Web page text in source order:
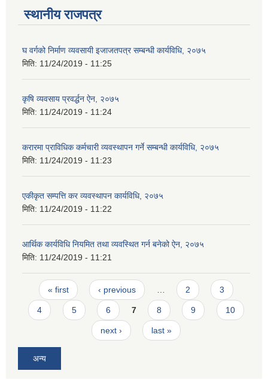
स्थानीय राजपत्र
घ वर्गको निर्माण व्यवसायी इजाजतपत्र सम्बन्धी कार्यविधि, २०७५
मिति: 11/24/2019 - 11:25
कृषि व्यवसाय प्रवर्द्धन ऐन, २०७५
मिति: 11/24/2019 - 11:24
करारमा प्राविधिक कर्मचारी व्यवस्थापन गर्ने सम्बन्धी कार्यविधि, २०७५
मिति: 11/24/2019 - 11:23
एकीकृत सम्पत्ति कर व्यवस्थापन कार्यविधि, २०७५
मिति: 11/24/2019 - 11:22
आर्थिक कार्यविधि नियमित तथा व्यवस्थित गर्न बनेको ऐन, २०७५
मिति: 11/24/2019 - 11:21
Pages
« first ‹ previous … 2 3
4 5 6 7 8 9 10
next › last »
अन्य